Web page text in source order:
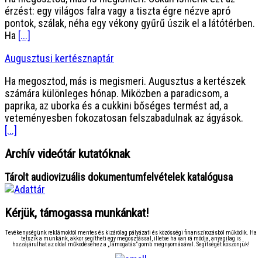
érzést: egy világos falra vagy a tiszta égre nézve apró
pontok, szálak, néha egy vékony gyűrű úszik el a látótérben.
Ha [...]
Augusztusi kertésznaptár
Ha megosztod, más is megismeri. Augusztus a kertészek
számára különleges hónap. Miközben a paradicsom, a
paprika, az uborka és a cukkini bőséges termést ad, a
veteményesben fokozatosan felszabadulnak az ágyások.
[...]
Archív videótár kutatóknak
Tárolt audiovizuális dokumentumfelvételek katalógusa
Kérjük, támogassa munkánkat!
Tevékenységünk reklámoktól mentes és kizárólag pályázati és közösségi finanszírozásból működik. Ha
tetszik a munkánk, akkor segítheti egy megosztással, illetve ha van rá módja, anyagilag is
hozzájárulhat az oldal működéséhez a „Támogatás” gomb megnyomásával. Segítségét köszönjük!